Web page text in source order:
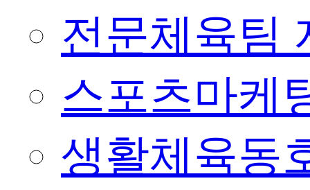
전문체육팀
스포츠마케
생활체육동